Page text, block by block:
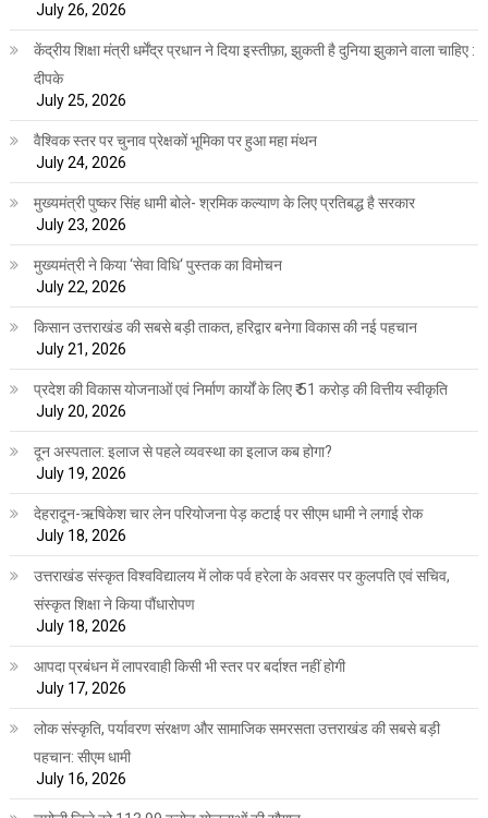
July 26, 2026
केंद्रीय शिक्षा मंत्री धर्मेंद्र प्रधान ने दिया इस्तीफ़ा, झुकती है दुनिया झुकाने वाला चाहिए :
दीपके
July 25, 2026
वैश्विक स्तर पर चुनाव प्रेक्षकों भूमिका पर हुआ महा मंथन
July 24, 2026
मुख्यमंत्री पुष्कर सिंह धामी बोले- श्रमिक कल्याण के लिए प्रतिबद्ध है सरकार
July 23, 2026
मुख्यमंत्री ने किया ‘सेवा विधि‘ पुस्तक का विमोचन
July 22, 2026
किसान उत्तराखंड की सबसे बड़ी ताकत, हरिद्वार बनेगा विकास की नई पहचान
July 21, 2026
प्रदेश की विकास योजनाओं एवं निर्माण कार्यों के लिए ₹ 51 करोड़ की वित्तीय स्वीकृति
July 20, 2026
दून अस्पताल: इलाज से पहले व्यवस्था का इलाज कब होगा?
July 19, 2026
देहरादून-ऋषिकेश चार लेन परियोजना पेड़ कटाई पर सीएम धामी ने लगाई रोक
July 18, 2026
उत्तराखंड संस्कृत विश्वविद्यालय में लोक पर्व हरेला के अवसर पर कुलपति एवं सचिव,
संस्कृत शिक्षा ने किया पौंधारोपण
July 18, 2026
आपदा प्रबंधन में लापरवाही किसी भी स्तर पर बर्दाश्त नहीं होगी
July 17, 2026
लोक संस्कृति, पर्यावरण संरक्षण और सामाजिक समरसता उत्तराखंड की सबसे बड़ी
पहचान: सीएम धामी
July 16, 2026